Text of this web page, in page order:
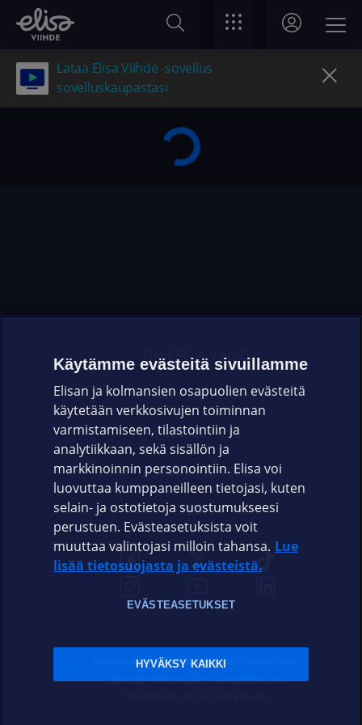
Lataa Elisa Viihde -sovellus
sovelluskaupastasi
OHJEET JA VINKIT
OMAYHTEISÖ
VIANSELVITYS
ASIAKASPALVELU
ELISA.FI
Sopimusehdot Tietosuoja Evästeasetukset
Sääntelyviranomaiset Saavutettavuus
Käytämme evästeitä sivuillamme
Elisan ja kolmansien osapuolien evästeitä
käytetään verkkosivujen toiminnan
varmistamiseen, tilastointiin ja
analytiikkaan, sekä sisällön ja
markkinoinnin personointiin. Elisa voi
luovuttaa kumppaneilleen tietojasi, kuten
selain- ja ostotietoja suostumukseesi
perustuen. Evästeasetuksista voit
muuttaa valintojasi milloin tahansa. Lue
lisää tietosuojasta ja evästeistä.
EVÄSTEASETUKSET
HYVÄKSY KAIKKI